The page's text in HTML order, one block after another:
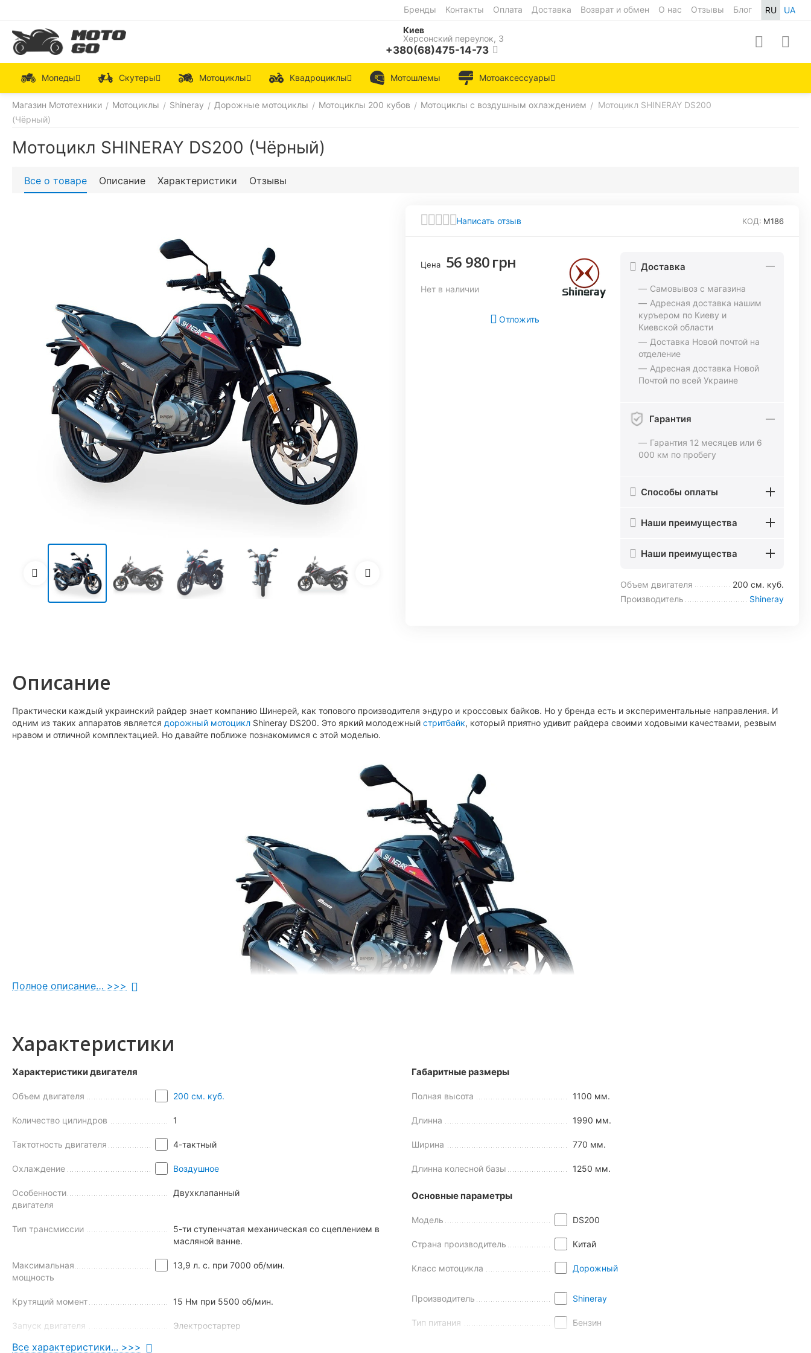
RU UA
Бренды Контакты Оплата Доставка Возврат и обмен О нас Отзывы
Блог
Киев
Херсонский переулок, 3
+380(68)475-14-73
Мопеды Скутеры Мотоциклы Квадроциклы Мотошлемы Мотоаксессуары
Магазин Мототехники / Мотоциклы / Shineray / Дорожные мотоциклы / Мотоциклы 200 кубов / Мотоциклы с воздушным охлаждением / Мотоцикл SHINERAY DS200
(Чёрный)
Мотоцикл SHINERAY DS200 (Чёрный)
Все о товаре Описание Характеристики Отзывы
Написать отзыв КОД: M186
Цена 56 980грн
Нет в наличии
Отложить
Доставка
Самовывоз с магазина
Адресная доставка нашим
куръером по Киеву и
Киевской области
Доставка Новой почтой на
отделение
Адресная доставка Новой
Почтой по всей Украине
Гарантия
Гарантия 12 месяцев или 6
000 км по пробегу
Способы оплаты
Наши преимущества
Наши преимущества
Объем двигателя
200 см. куб.
Производитель
Shineray
Описание
Практически каждый украинский райдер знает компанию Шинерей, как топового производителя эндуро и кроссовых байков. Но у бренда есть и экспериментальные направления. И
одним из таких аппаратов является дорожный мотоцикл Shineray DS200. Это яркий молодежный стритбайк, который приятно удивит райдера своими ходовыми качествами, резвым
нравом и отличной комплектацией. Но давайте поближе познакомимся с этой моделью.
силуэт, приподнятый «хвост».
Еще одна причина купить мотоцикл Shineray DS200 – комплектация. Она включает:
Полное описание… >>>
Характеристики
Характеристики двигателя
Объем двигателя 200 см. куб.
Количество цилиндров 1
Тактотность двигателя 4-тактный
Охлаждение Воздушное
Особенности
двигателя
Двухклапанный
Тип трансмиссии
5-ти ступенчатая механическая со сцеплением в
масляной ванне.
Максимальная
мощность
13,9 л. с. при 7000 об/мин.
Крутящий момент 15 Нм при 5500 об/мин.
Запуск двигателя Электростартер
Габаритные размеры
Полная высота 1100 мм.
Длинна 1990 мм.
Ширина 770 мм.
Длинна колесной базы 1250 мм.
Основные параметры
Модель DS200
Страна производитель Китай
Класс мотоцикла Дорожный
Производитель Shineray
Тип питания Бензин
Все характеристики... >>>